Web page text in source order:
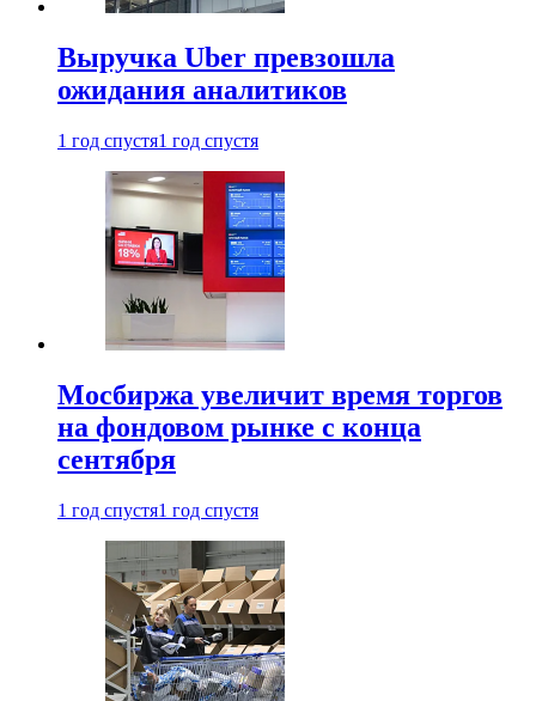
Выручка Uber превзошла
ожидания аналитиков
1 год спустя1 год спустя
Мосбиржа увеличит время торгов
на фондовом рынке с конца
сентября
1 год спустя1 год спустя